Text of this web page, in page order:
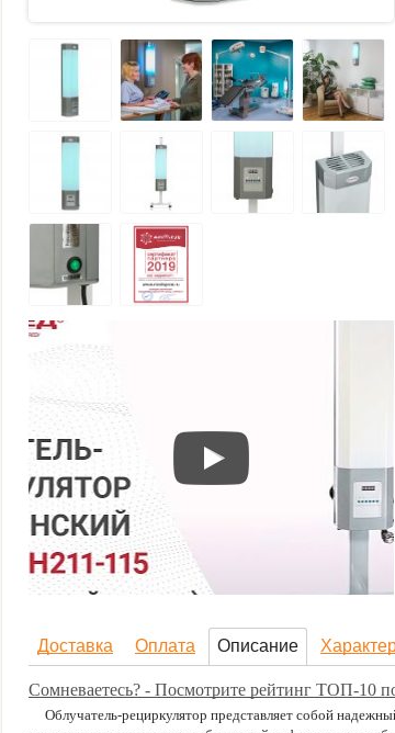
Доставка Оплата Описание
Сомневаетесь? - Посмотрите рейтинг ТОП-10
Облучатель-рециркулятор представляет собой